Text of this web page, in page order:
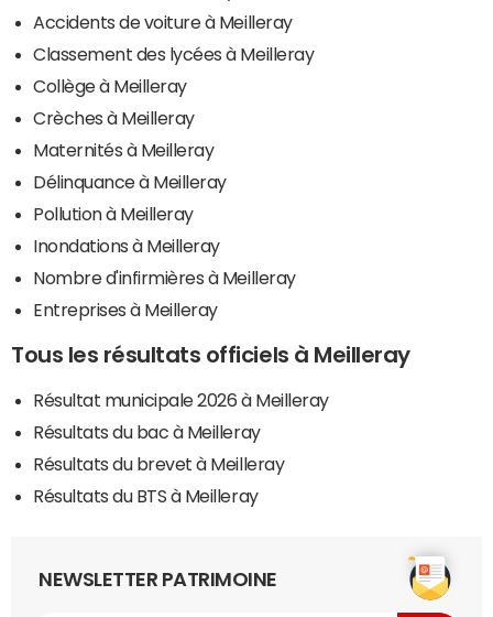
Accidents de voiture à Meilleray
Classement des lycées à Meilleray
Collège à Meilleray
Crèches à Meilleray
Maternités à Meilleray
Délinquance à Meilleray
Pollution à Meilleray
Inondations à Meilleray
Nombre d'infirmières à Meilleray
Entreprises à Meilleray
Tous les résultats officiels à Meilleray
Résultat municipale 2026 à Meilleray
Résultats du bac à Meilleray
Résultats du brevet à Meilleray
Résultats du BTS à Meilleray
NEWSLETTER PATRIMOINE